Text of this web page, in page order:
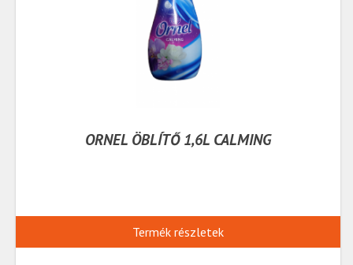
ORNEL ÖBLÍTŐ 1,6L CALMING
Termék részletek